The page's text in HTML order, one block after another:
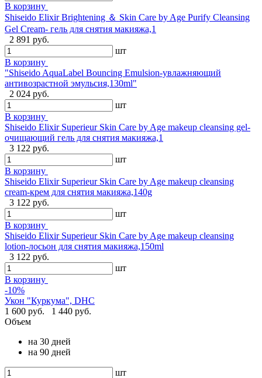
В корзину
Shiseido Elixir Brightening ＆ Skin Care by Age Purify Cleansing
Gel Cream- гель для снятия макияжа,1
2 891 руб.
шт
В корзину
"Shiseido AquaLabel Bouncing Emulsion-увлажняющий
антивозрастной эмульсия,130ml"
2 024 руб.
шт
В корзину
Shiseido Elixir Superieur Skin Care by Age makeup cleansing gel-
очищающий гель для снятия макияжа,1
3 122 руб.
шт
В корзину
Shiseido Elixir Superieur Skin Care by Age makeup cleansing
cream-крем для снятия макияжа,140g
3 122 руб.
шт
В корзину
Shiseido Elixir Superieur Skin Care by Age makeup cleansing
lotion-лосьон для снятия макияжа,150ml
3 122 руб.
шт
В корзину
-10%
Укон "Куркума", DHC
1 600 руб.
1 440 руб.
Объем
на 30 дней
на 90 дней
шт